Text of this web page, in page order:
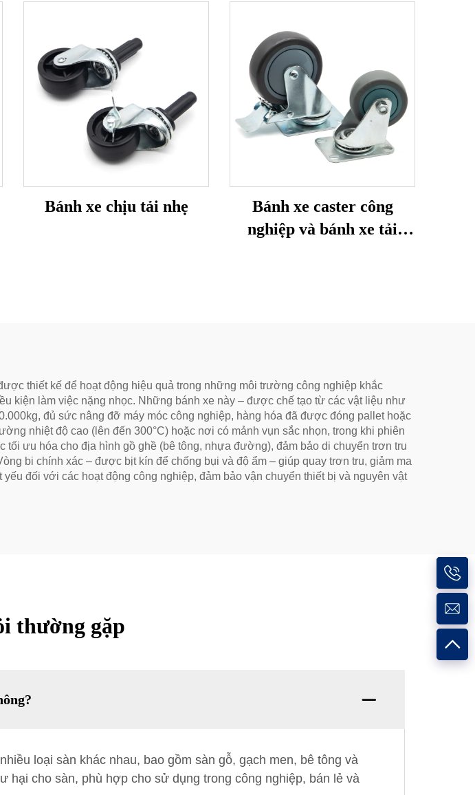
Bánh xe chịu tải nhẹ
Bánh xe caster công
nghiệp và bánh xe tải
thiết kế để hoạt động hiệu quả trong những môi trường công nghiệp khắc
kiện làm việc nặng nhọc. Những bánh xe này – được chế tạo từ các vật liệu như
đủ sức nâng đỡ máy móc công nghiệp, hàng hóa đã được đóng pallet hoặc
nhiệt độ cao (lên đến 300°C) hoặc nơi có mảnh vụn sắc nhọn, trong khi phiên
ưu hóa cho địa hình gồ ghề (bê tông, nhựa đường), đảm bảo di chuyển trơn tru
bi chính xác – được bịt kín để chống bụi và độ ẩm – giúp quay trơn tru, giảm ma
đối với các hoạt động công nghiệp, đảm bảo vận chuyển thiết bị và nguyên vật
thường gặp
loại sàn khác nhau, bao gồm sàn gỗ, gạch men, bê tông và
hại cho sàn, phù hợp cho sử dụng trong công nghiệp, bán lẻ và